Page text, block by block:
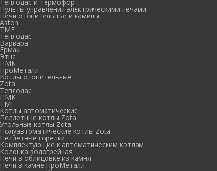
Теплодар и Термофор
Пульты управления электрическими печами
Печи отопительные и камины
Aston
TMF
Теплодар
Варвара
Ермак
Этна
НМК
ПроМеталл
Котлы отопительные
Zota
Теплодар
НМК
TMF
Котлы автоматические
Пеллетные котлы Zota
Угольные котлы Zota
Полуавтоматические котлы Zota
Пеллетные горелки
Комплектующие к автоматическим котлам
Колонка водогрейная
Печи в облицовке из камня
Печи в камне ПроМеталл